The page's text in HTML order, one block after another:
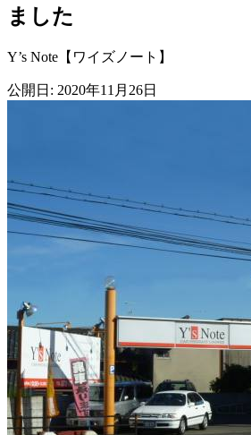
ました
Y’s Note【ワイズノート】
公開日: 2020年11月26日